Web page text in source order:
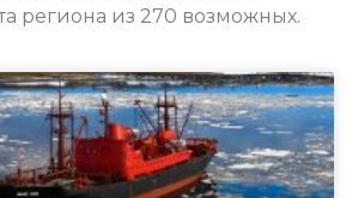
региона из 270 возможных.